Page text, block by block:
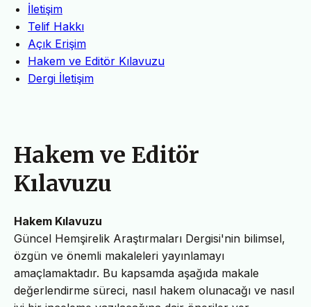
İletişim
Telif Hakkı
Açık Erişim
Hakem ve Editör Kılavuzu
Dergi İletişim
Hakem ve Editör
Kılavuzu
Hakem Kılavuzu
Güncel Hemşirelik Araştırmaları Dergisi'nin bilimsel,
özgün ve önemli makaleleri yayınlamayı
amaçlamaktadır. Bu kapsamda aşağıda makale
değerlendirme süreci, nasıl hakem olunacağı ve nasıl